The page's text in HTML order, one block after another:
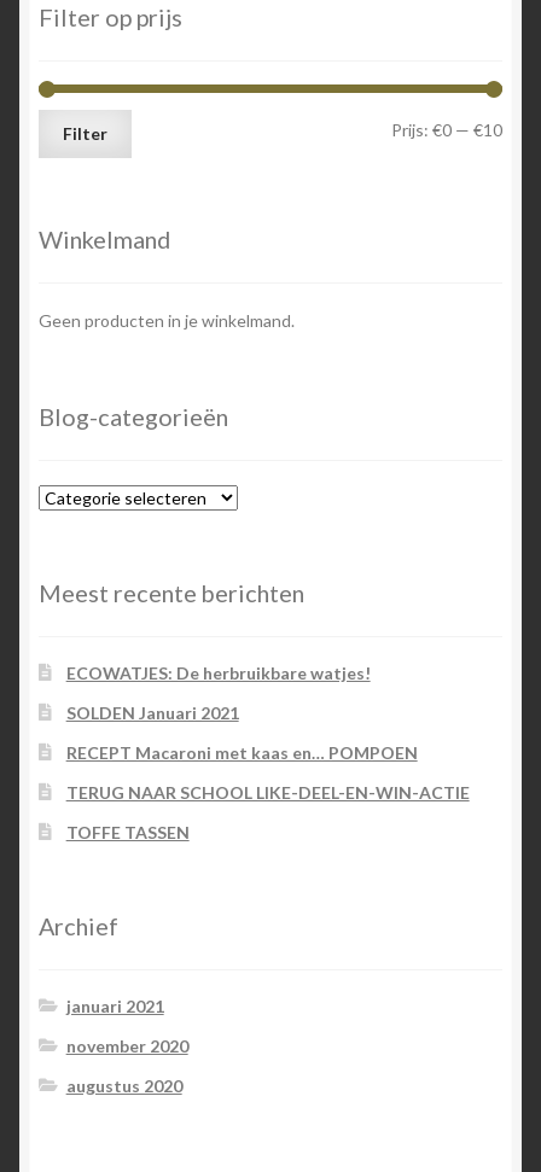
Filter op prijs
Min.
Max.
Filter Prijs: €0 — €10
Winkelmand
Geen producten in je winkelmand.
Blog-categorieën
Blog-
Meest recente berichten
ECOWATJES: De herbruikbare watjes!
SOLDEN Januari 2021
RECEPT Macaroni met kaas en… POMPOEN
TERUG NAAR SCHOOL LIKE-DEEL-EN-WIN-ACTIE
TOFFE TASSEN
Archief
januari 2021
november 2020
augustus 2020